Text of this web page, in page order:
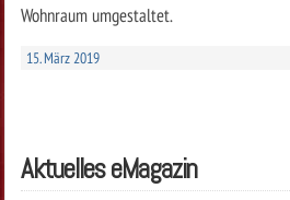
Wohnraum umgestaltet.
15. März 2019
Aktuelles eMagazin